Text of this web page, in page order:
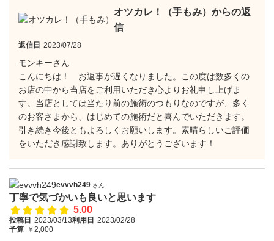
オツカレ！（手もみ）からの返
信
返信日 2023/07/28
モンキーさん
こんにちは！ お返事が遅くなりました。この度は数多くの
お店の中から当店をご利用いただき心よりお礼申し上げま
す。当店としては当たり前の施術のつもりなのですが、多く
のお客さまから、はじめての施術だと喜んでいただきます。
引き続き今後ともよろしくお願いします。素晴らしいご評価
をいただき感謝致します。ありがとうございます！
evvvh249 さん
丁寧で気づかいも良いと思います
5.00
投稿日 2023/03/13利用日 2023/02/28
予算 ￥2,000